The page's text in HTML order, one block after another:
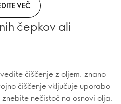
VEČ
čepkov ali
čiščenje z oljem, znano
čiščenje vključuje uporabo
nečistoč na osnovi olja,